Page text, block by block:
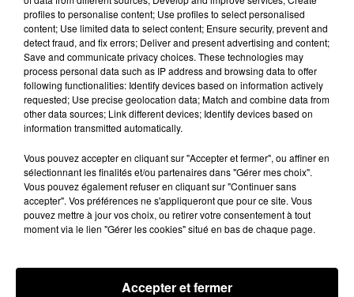
13h00
Un départ au C'CMHB
profiles to personalise content; Use profiles to select personalised
content; Use limited data to select content; Ensure security, prevent and
detect fraud, and fix errors; Deliver and present advertising and content;
Save and communicate privacy choices. These technologies may
process personal data such as IP address and browsing data to offer
following functionalities: Identify devices based on information actively
requested; Use precise geolocation data; Match and combine data from
other data sources; Link different devices; Identify devices based on
information transmitted automatically.
Vous pouvez accepter en cliquant sur "Accepter et fermer", ou affiner en
sélectionnant les finalités et/ou partenaires dans "Gérer mes choix".
Vous pouvez également refuser en cliquant sur "Continuer sans
accepter". Vos préférences ne s'appliqueront que pour ce site. Vous
pouvez mettre à jour vos choix, ou retirer votre consentement à tout
moment via le lien "Gérer les cookies" situé en bas de chaque page.
Accepter et fermer